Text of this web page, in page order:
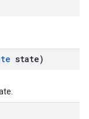
state)